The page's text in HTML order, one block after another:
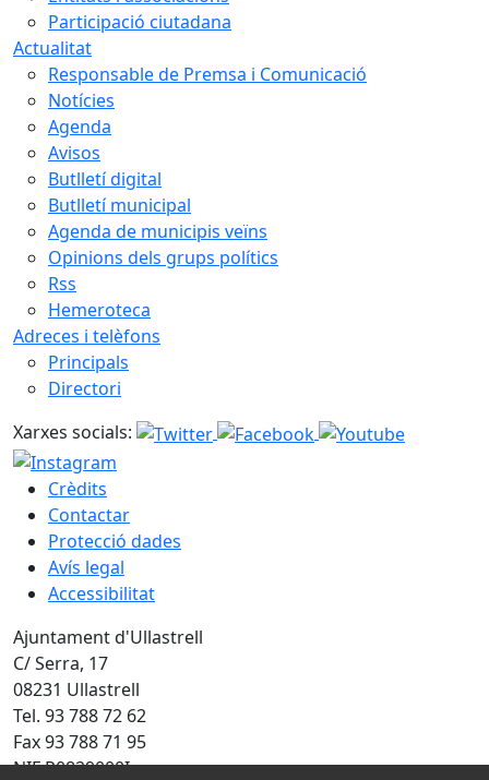
Participació ciutadana
Actualitat
Responsable de Premsa i Comunicació
Notícies
Agenda
Avisos
Butlletí digital
Butlletí municipal
Agenda de municipis veïns
Opinions dels grups polítics
Rss
Hemeroteca
Adreces i telèfons
Principals
Directori
Xarxes socials:
Crèdits
Contactar
Protecció dades
Avís legal
Accessibilitat
Ajuntament d'Ullastrell
C/ Serra, 17
08231 Ullastrell
Tel. 93 788 72 62
Fax 93 788 71 95
NIF P0829000I